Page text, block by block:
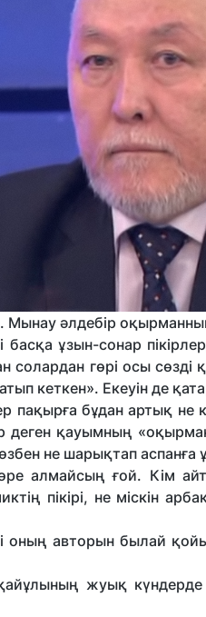
Мынау әлдебір
ұзын-сонар
гөрі осы сөзді
кеткен». Екеуін де
пақырға бұдан артық не
қауымның
не шарықтап
алмайсың ғой. Кім
пікірі, не міскін
авторын былай
жуық күндерде